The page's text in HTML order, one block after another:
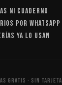
NI CUADERNO
POR WHATSAPP
YA LO USAN
GRATIS · SIN TARJETA